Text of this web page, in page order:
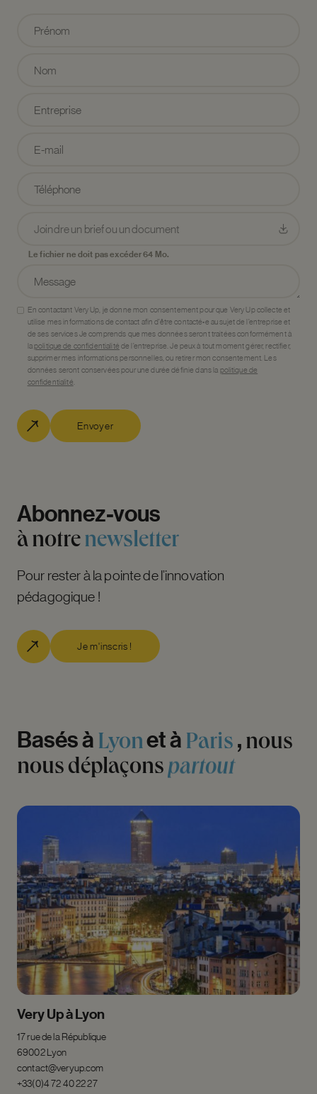
Joindre un brief ou un document
Le fichier ne doit pas excéder 64 Mo.
En contactant Very Up, je donne mon consentement pour que Very Up collecte et
utilise mes informations de contact afin d’être contacté•e au sujet de l’entreprise et
de ses services Je comprends que mes données seront traitées conformément à
lapolitique de confidentialité de l’entreprise. Je peux à tout moment gérer, rectifier,
supprimer mes informations personnelles, ou retirer mon consentement. Les
données seront conservées pour une durée définie dans la politique de
confidentialité
Envoyer
Abonnez-vous
ànotrenewsletter
Pour rester à la pointe de l’innovation
pédagogique !
Je m'inscris !
Basésà Lyonetà Paris,nous
nousdéplaçonspartout
Very Up à Lyon
17 rue de la République
69002 Lyon
contact@veryup.com
+33(0)4 72 40 22 27